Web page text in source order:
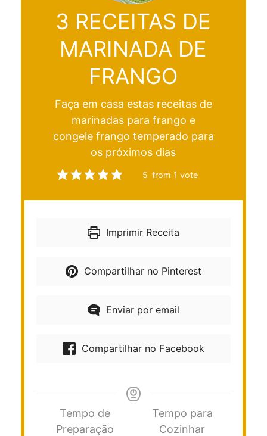
3 RECEITAS DE
MARINADA DE
FRANGO
Faça em casa estas receitas de
marinadas para frango e
congele frango temperado para
os próximos dias
5 from 1 vote
Imprimir Receita
Compartilhar no Pinterest
Enviar por email
Compartilhar no Facebook
Tempo de
Preparação
Tempo para
Cozinhar